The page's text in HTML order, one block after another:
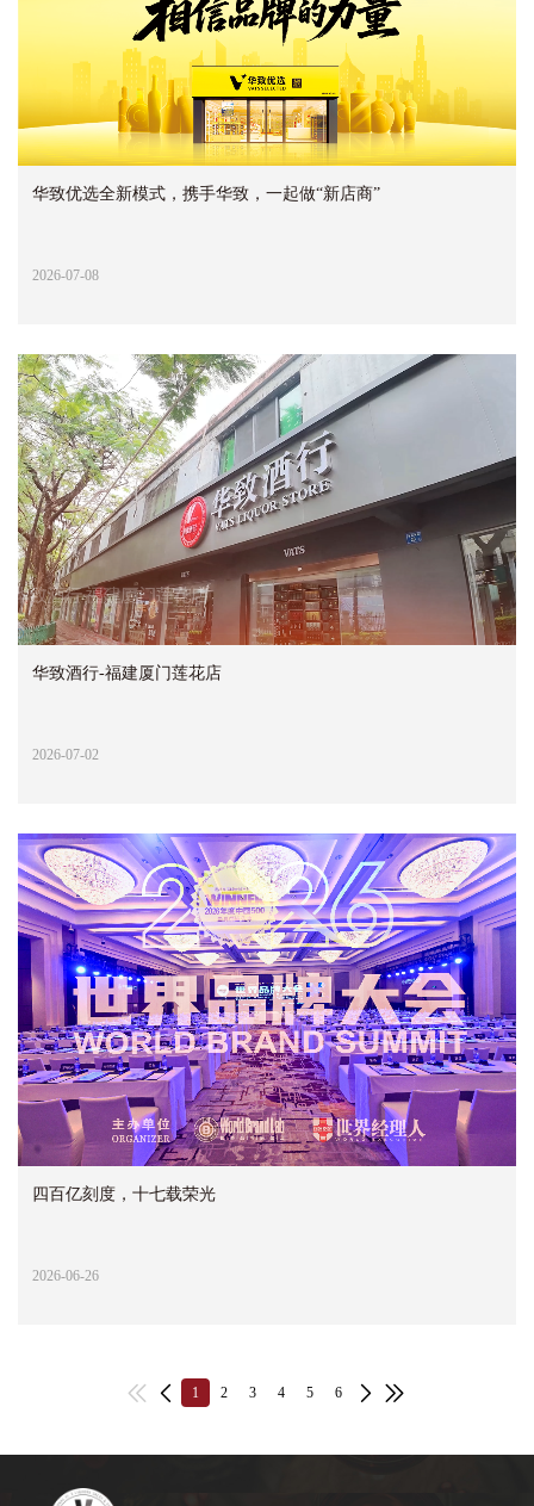
华致优选全新模式，携手华致，一起做“新店商”
2026-07-08
华致酒行-福建厦门莲花店
2026-07-02
四百亿刻度，十七载荣光
2026-06-26
1 2 3 4 5 6